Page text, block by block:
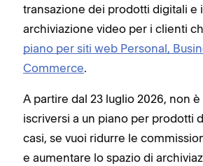
transazione dei prodotti digitali e
archiviazione video per i clienti
piano per siti web Personal,
Commerce.
A partire dal 23 luglio 2026, non
iscriversi a un piano per prodotti
casi, se vuoi ridurre le
e aumentare lo spazio di